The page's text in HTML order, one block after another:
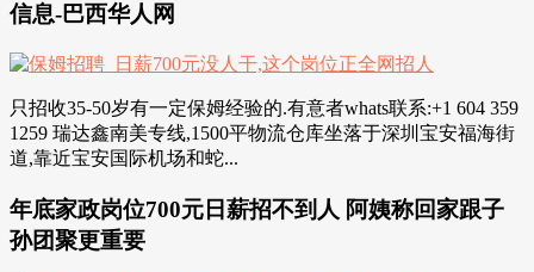
信息-巴西华人网
只招收35-50岁有一定保姆经验的.有意者whats联系:+1 604 359
1259 瑞达鑫南美专线,1500平物流仓库坐落于深圳宝安福海街
道,靠近宝安国际机场和蛇...
年底家政岗位700元日薪招不到人 阿姨称回家跟子
孙团聚更重要